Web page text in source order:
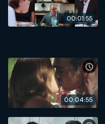
00:01:55
00:04:55